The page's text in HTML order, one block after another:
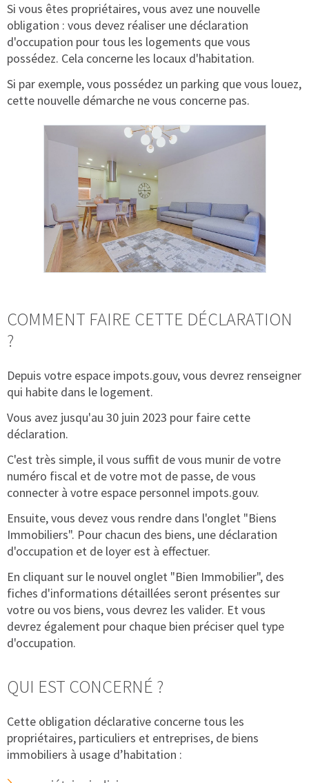
Si vous êtes propriétaires, vous avez une nouvelle
obligation : vous devez réaliser une déclaration
d'occupation pour tous les logements que vous
possédez. Cela concerne les locaux d'habitation.
Si par exemple, vous possédez un parking que vous louez,
cette nouvelle démarche ne vous concerne pas.
COMMENT FAIRE CETTE DÉCLARATION
?
Depuis votre espace impots.gouv, vous devrez renseigner
qui habite dans le logement.
Vous avez jusqu'au 30 juin 2023 pour faire cette
déclaration.
C'est très simple, il vous suffit de vous munir de votre
numéro fiscal et de votre mot de passe, de vous
connecter à votre espace personnel impots.gouv.
Ensuite, vous devez vous rendre dans l'onglet "Biens
Immobiliers". Pour chacun des biens, une déclaration
d'occupation et de loyer est à effectuer.
En cliquant sur le nouvel onglet "Bien Immobilier", des
fiches d'informations détaillées seront présentes sur
votre ou vos biens, vous devrez les valider. Et vous
devrez également pour chaque bien préciser quel type
d'occupation.
QUI EST CONCERNÉ ?
Cette obligation déclarative concerne tous les
propriétaires, particuliers et entreprises, de biens
immobiliers à usage d’habitation :